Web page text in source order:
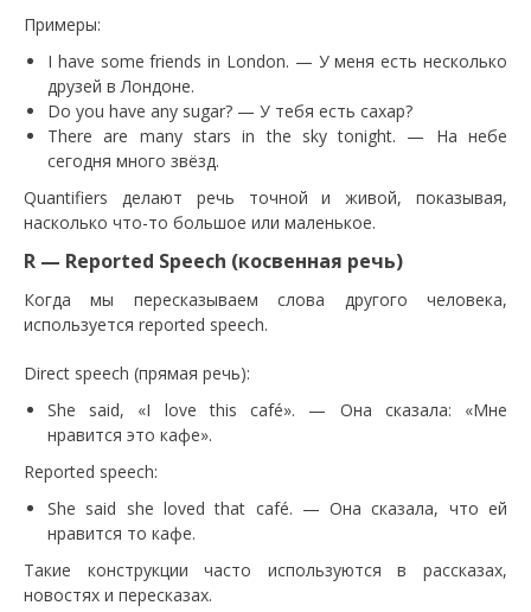
Примеры:
I have some friends in London. — У меня есть несколько
друзей в Лондоне.
Do you have any sugar? — У тебя есть сахар?
There are many stars in the sky tonight. — На небе
сегодня много звёзд.
Quantifiers делают речь точной и живой, показывая,
насколько что-то большое или маленькое.
R — Reported Speech (косвенная речь)
Когда мы пересказываем слова другого человека,
используется reported speech.
Direct speech (прямая речь):
She said, «I love this café». — Она сказала: «Мне
нравится это кафе».
Reported speech:
She said she loved that café. — Она сказала, что ей
нравится то кафе.
Такие конструкции часто используются в рассказах,
новостях и пересказах.